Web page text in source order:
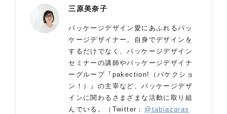
三原美奈子
パッケージデザイン愛にあふれるパッ
ケージデザイナー。自身でデザインを
するだけでなく、パッケージデザイン
セミナーの講師やパッケージデザイナ
ーグループ『pakection!（パケクショ
ン！）』の主宰など、パッケージデザ
インに関わるさまざまな活動に取り組
んでいる。（Twitter： @tabiazaras